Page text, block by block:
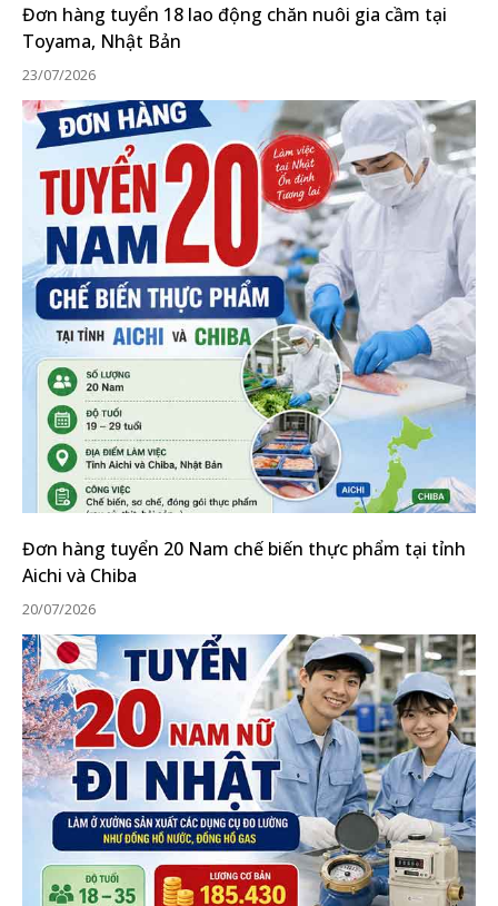
Đơn hàng tuyển 18 lao động chăn nuôi gia cầm tại
Toyama, Nhật Bản
23/07/2026
Đơn hàng tuyển 20 Nam chế biến thực phẩm tại tỉnh
Aichi và Chiba
20/07/2026